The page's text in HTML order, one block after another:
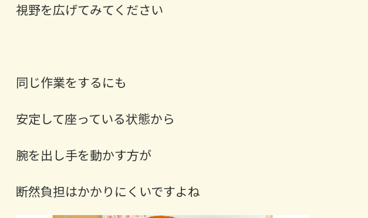
視野を広げてみてください
同じ作業をするにも
安定して座っている状態から
腕を出し手を動かす方が
断然負担はかかりにくいですよね